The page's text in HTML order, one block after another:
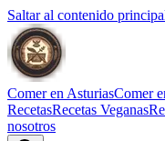
Saltar al contenido
Comer en AsturiasComer
RecetasRecetas Veganas
nosotros